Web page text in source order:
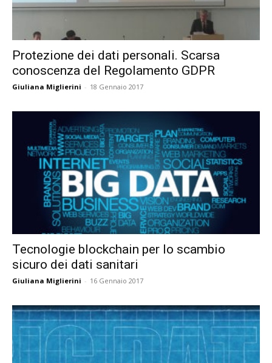
Protezione dei dati personali. Scarsa
conoscenza del Regolamento GDPR
Giuliana Miglierini - 18 Gennaio 2017
Tecnologie blockchain per lo scambio
sicuro dei dati sanitari
Giuliana Miglierini - 16 Gennaio 2017